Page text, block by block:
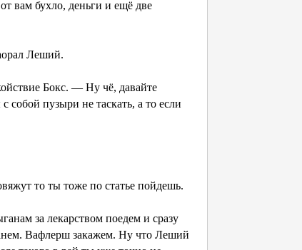
вам бухло, деньги и ещё две
Леший.
Бокс. — Ну чё, давайте
собой пузыри не таскать, а то если
то ты тоже по статье пойдешь.
за лекарством поедем и сразу
Вафлерш закажем. Ну что Леший